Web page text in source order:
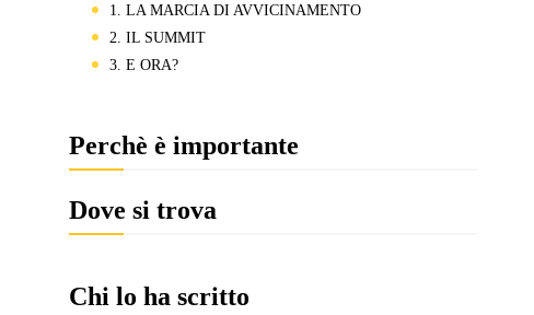
1. LA MARCIA DI AVVICINAMENTO
2. IL SUMMIT
3. E ORA?
Perchè è importante
Dove si trova
Chi lo ha scritto